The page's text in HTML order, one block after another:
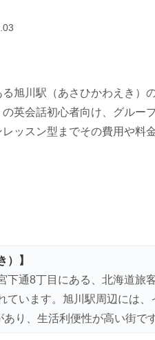
旭川駅（あさひかわえき）
英会話初心者向け、グルー
ッスン型までその費用や料
】
下通8丁目にある、北海道旅
ています。旭川駅周辺には、
り、生活利便性が高い街です